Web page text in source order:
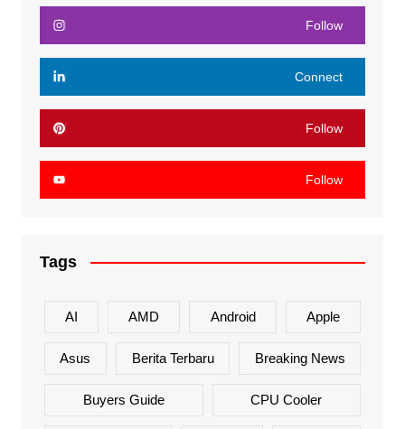
Follow
Connect
Follow
Follow
Tags
AI AMD Android Apple
Asus Berita Terbaru Breaking News
Buyers Guide CPU Cooler